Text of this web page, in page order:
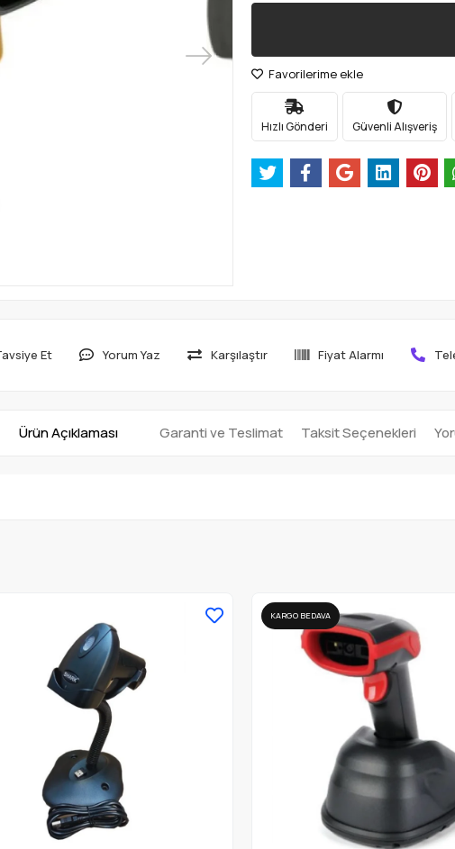
Favorilerime ekle
Hızlı Gönderi Güvenli Alışveriş
Et Yorum Yaz Karşılaştır Fiyat Alarmı
Ürün Açıklaması Garanti ve Teslimat Taksit Seçenekleri
KARGO BEDAVA